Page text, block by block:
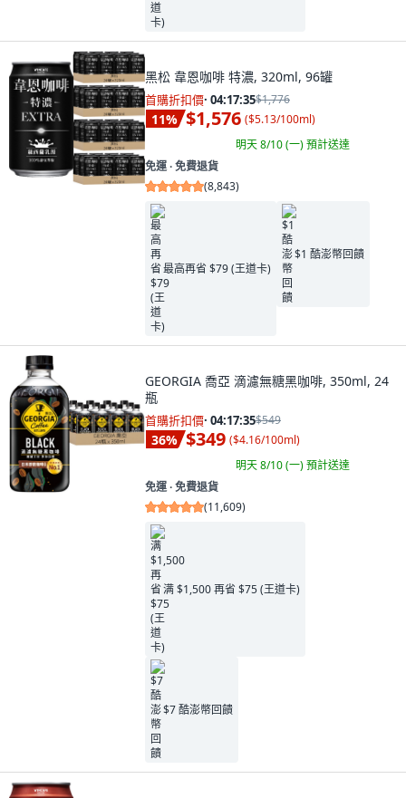
黑松 韋恩咖啡 特濃, 320ml, 96罐
首購折扣價· 04:17:34$1,776
11% $1,576 ($5.13/100ml)
明天 8/10 (一)預計送達
免運 ∙ 免費退貨
(8,843)
最高再省 $79 (王道卡)
$1 酷澎幣回饋
GEORGIA 喬亞 滴濾無糖黑咖啡, 350ml, 24
瓶
首購折扣價· 04:17:34$549
36% $349 ($4.16/100ml)
明天 8/10 (一)預計送達
免運 ∙ 免費退貨
(11,609)
满 $1,500 再省 $75 (王道卡)
$7 酷澎幣回饋